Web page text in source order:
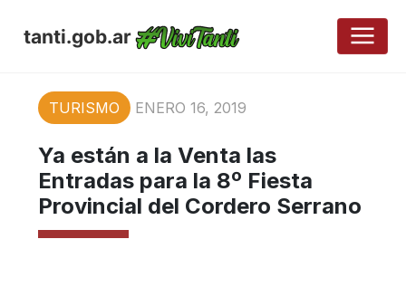
tanti.gob.ar
TURISMO ENERO 16, 2019
Ya están a la Venta las
Entradas para la 8º Fiesta
Provincial del Cordero Serrano